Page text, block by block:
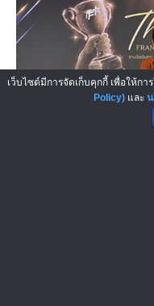
เว็บไซต์มีการจัดเก็บคุกกี้ เพื่อให้กา
Policy)และ